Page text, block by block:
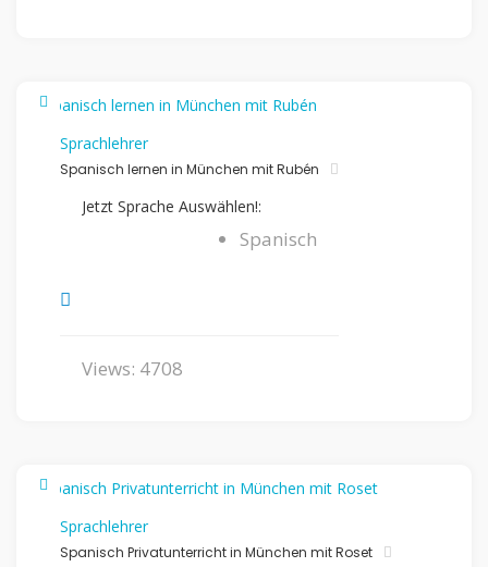
Sprachlehrer
Spanisch lernen in München mit Rubén
Jetzt Sprache Auswählen!:
Spanisch
Views: 4708
Sprachlehrer
Spanisch Privatunterricht in München mit Roset